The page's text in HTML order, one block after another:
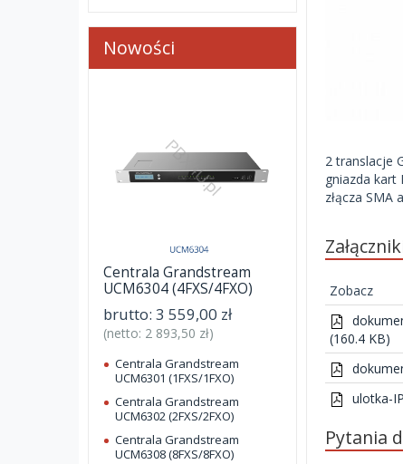
2 translacje
gniazda kart
złącza SMA
Zobacz
(160.4 KB)
ulotka-
Pytania
Nowości
Centrala Grandstream
UCM6304 (4FXS/4FXO)
brutto: 3 559,00 zł
(netto: 2 893,50 zł)
Centrala Grandstream
UCM6301 (1FXS/1FXO)
Centrala Grandstream
UCM6302 (2FXS/2FXO)
Centrala Grandstream
UCM6308 (8FXS/8FXO)